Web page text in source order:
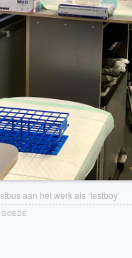
aan het werk als ‘testboy’